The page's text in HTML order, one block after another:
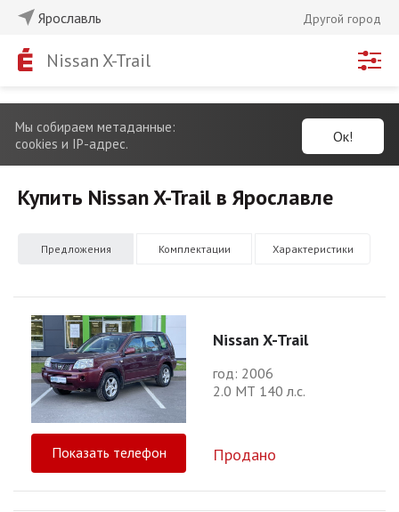
Ярославль Другой город
Nissan X-Trail
Мы собираем метаданные:
cookies и IP-адрес.
Ок!
Купить Nissan X-Trail в Ярославле
Предложения Комплектации Характеристики
Nissan X-Trail
год: 2006
2.0 МТ 140 л.с.
Показать телефон Продано